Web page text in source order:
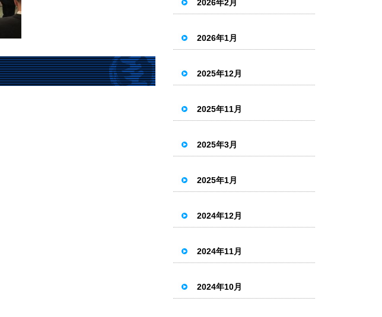
2026年2月
2026年1月
2025年12月
2025年11月
2025年3月
2025年1月
2024年12月
2024年11月
2024年10月